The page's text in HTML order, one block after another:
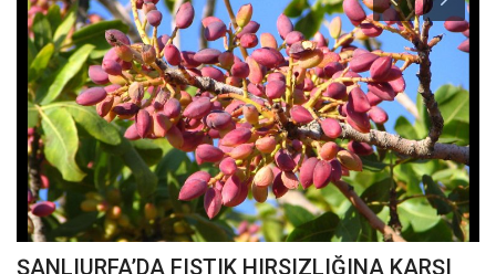
ŞANLIURFA’DA FISTIK HIRSIZLIĞINA KARŞI